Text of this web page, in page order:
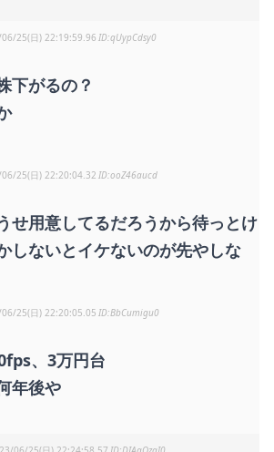
25(日) 22:19:59.96 qUypCdsy0
下がるの？
25(日) 22:20:04.32 ooZ46aucd
せ用意してるだろうから待っとけ
しないとイケないのが先やしな
25(日) 22:20:05.05 BbCumigu0
、3万円台
年後や